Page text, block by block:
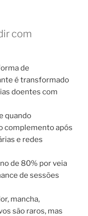
com
de
é transformado
doentes com
quando
complemento após
e redes
de 80% por veia
de sessões
mancha,
são raros, mas